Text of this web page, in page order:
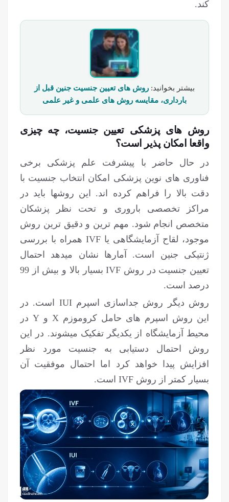
کند.
بیشتر بخوانید: روش های تعیین جنسیت جنین قبل از
بارداری، مقایسه روش های علمی و غیر علمی
روش های پزشکی تعیین جنسیت، چه چیزی
واقعا امکان پذیر است؟
در حال حاضر با پیشرفت علم پزشکی برخی
فناوری ‎های نوین پزشکی امکان انتخاب جنسیت با
دقت بالا را فراهم کرده اند. این روش‎ها باید در
مراکز تخصصی باروری و تحت نظر پزشکان
متخصص انجام شود. مهم ترین و دقیق‎ ترین روش
موجود، لقاح آزمایشگاهی یا IVF همراه با بررسی
ژنتیکی جنین است. آمارها نشان می‎دهد احتمال
تعیین جنسیت در روش IVF بسیار بالا و بیش از 99
درصد است.
روش دیگر روش جداسازی اسپرم IUI است. در
این روش اسپرم های حامل کروموزم X و Y در
محیط آزمایشگاه از یکدیگر تفکیک می‎شوند. در این
روش احتمال دستیابی به جنسیت مورد نظر
افزایش پیدا خواهد کرد اما احتمال موفقیت آن
بسیار کمتر از روش IVF است.